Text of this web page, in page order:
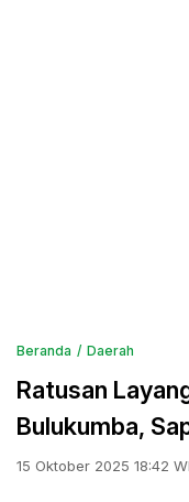
Beranda Daerah
Ratusan
Bulukumba,
15 Oktober 2025 18:42